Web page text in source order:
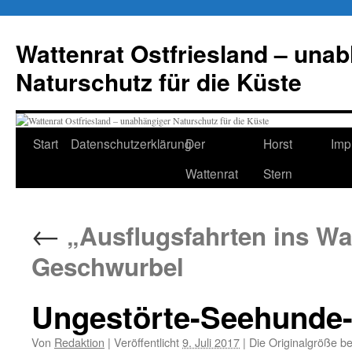
springen
Wattenrat Ostfriesland –
Naturschutz für die Küste
Start DatenschutzerklärungDer
Wattenrat
Horst
Stern
← „Ausflugsfahrten ins
Geschwurbel
Ungestörte-
Von Redaktion | Veröffentlicht9. Juli 2017 | Die Originalgröße